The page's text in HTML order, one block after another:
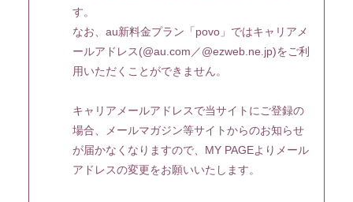
す。
なお、au新料金プラン「povo」ではキャリアメ
ールアドレス(@au.com／@ezweb.ne.jp)をご利
用いただくことができません。
キャリアメールアドレスで当サイトにご登録の
場合、メールマガジン等サイトからのお知らせ
が届かなくなりますので、MY PAGEよりメール
アドレスの変更をお願いいたします。